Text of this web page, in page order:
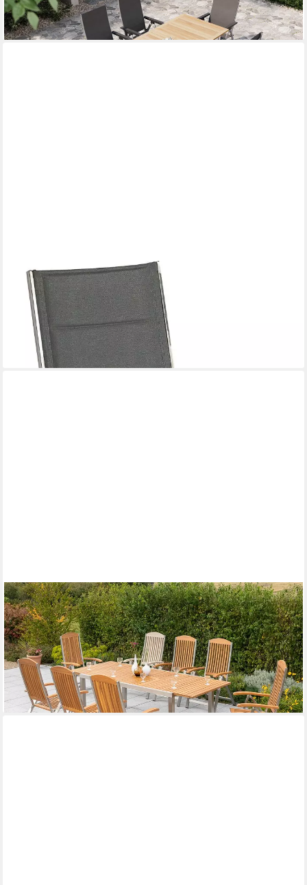
1.599,00 €
lieferbar - in 5-6 Werktagen bei dir
MERXX
Garten-Essgruppe Ferrara, (5-tlg)
1.076,50 € UVP2.180,90 €
-51%
lieferbar - in 4-5 Werktagen bei dir
MERXX
Garten-Essgruppe Keros, (9-tlg), 8 Klappsessel mit
ausziehbarem Tisch
1.767,01 € UVP4.541,90 €
-61%
lieferbar - in 4-5 Werktagen bei dir